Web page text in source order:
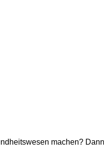
machen?